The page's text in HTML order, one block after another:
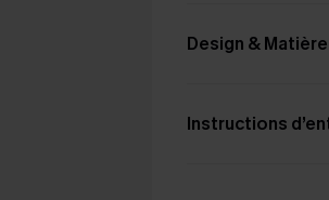
Design & Matière
Instructions